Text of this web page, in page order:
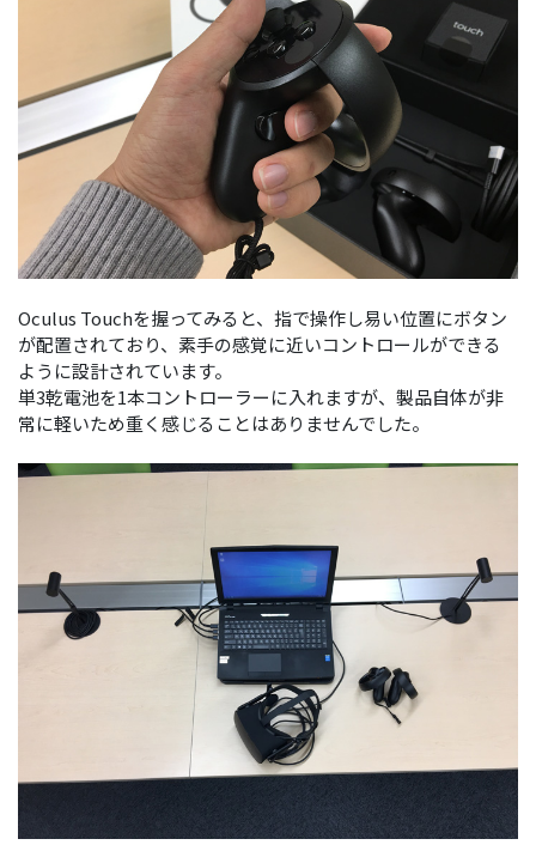
Oculus Touchを握ってみると、指で操作し易い位置にボタン
が配置されており、素手の感覚に近いコントロールができる
ように設計されています。
単3乾電池を1本コントローラーに入れますが、製品自体が非
常に軽いため重く感じることはありませんでした。